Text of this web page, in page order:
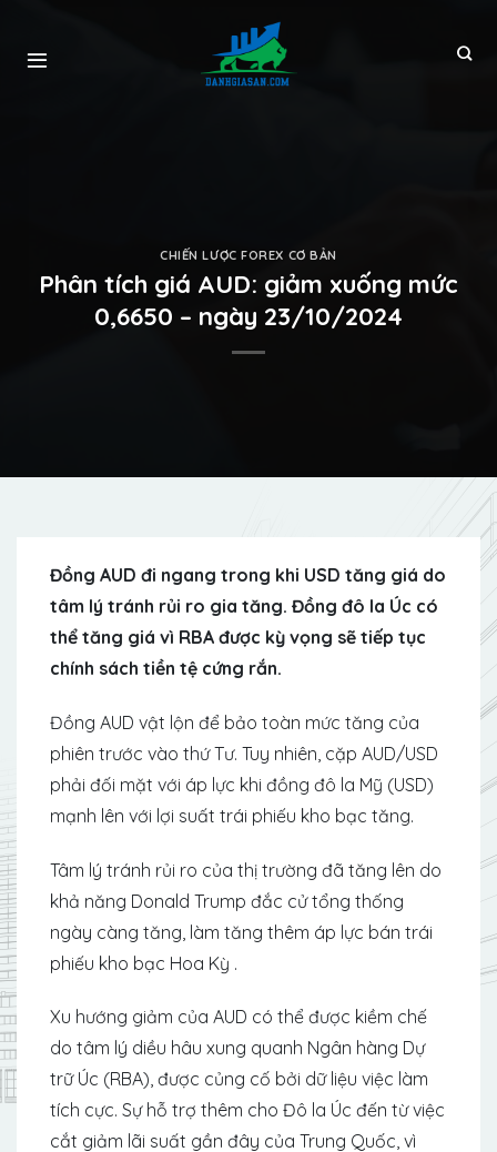
CHIẾN LƯỢC FOREX CƠ BẢN
Phân tích giá AUD: giảm xuống mức
0,6650 – ngày 23/10/2024
Đồng AUD đi ngang trong khi USD tăng giá do
tâm lý tránh rủi ro gia tăng. Đồng đô la Úc có
thể tăng giá vì RBA được kỳ vọng sẽ tiếp tục
chính sách tiền tệ cứng rắn.
Đồng AUD vật lộn để bảo toàn mức tăng của
phiên trước vào thứ Tư. Tuy nhiên, cặp AUD/USD
phải đối mặt với áp lực khi đồng đô la Mỹ (USD)
mạnh lên với lợi suất trái phiếu kho bạc tăng.
Tâm lý tránh rủi ro của thị trường đã tăng lên do
khả năng Donald Trump đắc cử tổng thống
ngày càng tăng, làm tăng thêm áp lực bán trái
phiếu kho bạc Hoa Kỳ .
Xu hướng giảm của AUD có thể được kiềm chế
do tâm lý diều hâu xung quanh Ngân hàng Dự
trữ Úc (RBA), được củng cố bởi dữ liệu việc làm
tích cực. Sự hỗ trợ thêm cho Đô la Úc đến từ việc
cắt giảm lãi suất gần đây của Trung Quốc, vì